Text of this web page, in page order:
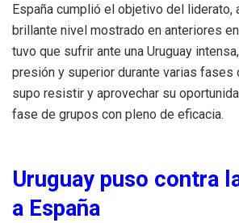
España cumplió el objetivo del liderato,
brillante nivel mostrado en anteriores
tuvo que sufrir ante una Uruguay
presión y superior durante varias fases
supo resistir y aprovechar su
fase de grupos con pleno de eficacia.
Uruguay puso contra
a España